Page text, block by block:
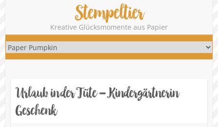
Stempeltier
Kreative Glücksmomente aus Papier
Urlaub in der Tüte – Kindergärtnerin
Geschenk